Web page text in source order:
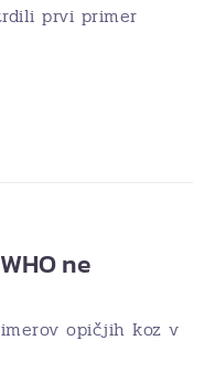
prvi primer
ne
opičjih koz v